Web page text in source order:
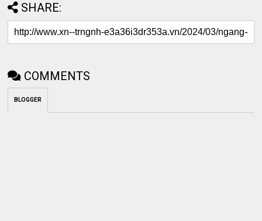
SHARE:
COMMENTS
BLOGGER